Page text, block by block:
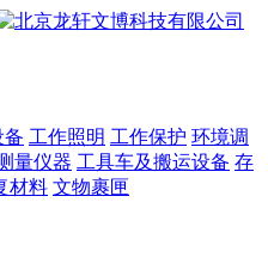
备 工作照明 工作保护 环境调
量仪器 工具车及搬运设备 存
材料 文物裹匣